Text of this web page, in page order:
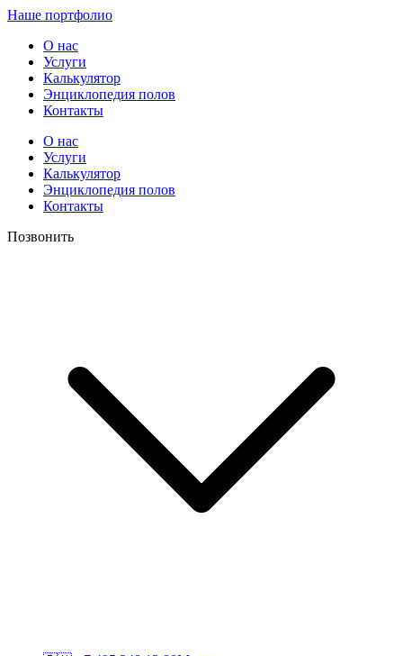
Наше портфолио
О нас
Услуги
Калькулятор
Энциклопедия полов
Контакты
О нас
Услуги
Калькулятор
Энциклопедия полов
Контакты
Позвонить